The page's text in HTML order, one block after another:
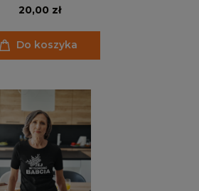
20,00 zł
Do koszyka